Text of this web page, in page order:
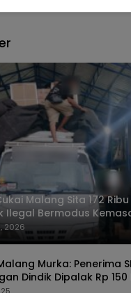
Malang Sita 172
Ilegal Bermodus
2026
Murka: Penerima
Dindik Dipalak Rp 150